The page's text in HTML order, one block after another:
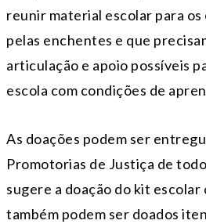
reunir material escolar para
pelas enchentes e que
articulação e apoio possíveis
escola com condições de
As doações podem ser
Promotorias de Justiça de
sugere a doação do kit escolar
também podem ser doados